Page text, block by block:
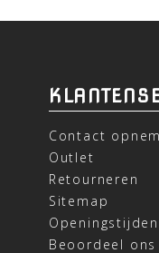
Contact
Outlet
Retourneren
Sitemap
Openingstijden
Beoordeel